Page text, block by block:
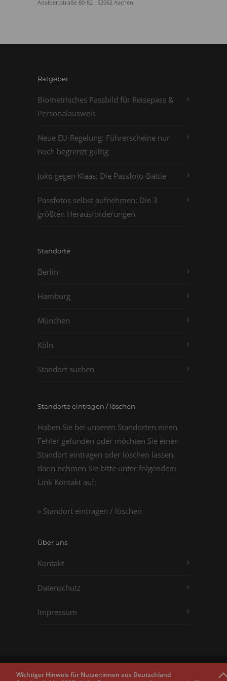
Adalbertstraße 80-82 · 52062 Aachen
Ratgeber
Biometrisches Passbild für Reisepass &
Personalausweis
Neue EU-Regelung: Führerscheine nur
noch begrenzt gültig
Joko gegen Klaas: Die Passfoto-Battle
Passfotos selbst aufnehmen: Die 3
größten Herausforderungen
Standorte
Berlin
Hamburg
München
Köln
Standort suchen
Standorte eintragen / löschen
Haben Sie bei unseren Standorten einen
Fehler gefunden oder möchten Sie einen
Standort eintragen oder löschen lassen,
dann nehmen Sie bitte unter folgendem
Link Kontakt auf:
» Standort eintragen / löschen
Über uns
Kontakt
Datenschutz
Impressum
Copyright © 2011 - 2026
Wichtiger Hinweis für Nutzer:innen aus Deutschland